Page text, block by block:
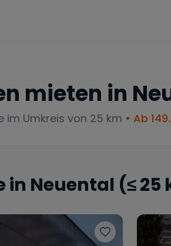
mieten in
im Umkreis von 25 km • Ab
in Neuental (≤ 25